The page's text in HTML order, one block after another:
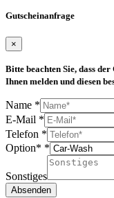
Gutscheinanfrage
×
Bitte beachten Sie, dass
Ihnen melden und diesen
Name *
E-Mail *
Telefon *
Option* *
Sonstiges
Absenden